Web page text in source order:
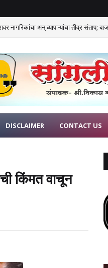
नागरिकांचा अन् व्यापाऱ्यांचा तीव्र संताप;
DISCLAIMER CONTACT US
किंमत वाचून